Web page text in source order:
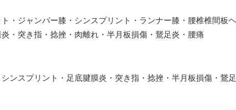
・ジャンパー膝・シンスプリント・ランナー膝・腰椎椎間板
・突き指・捻挫・肉離れ・半月板損傷・鵞足炎・腰痛
ンスプリント・足底腱膜炎・突き指・捻挫・半月板損傷・鵞